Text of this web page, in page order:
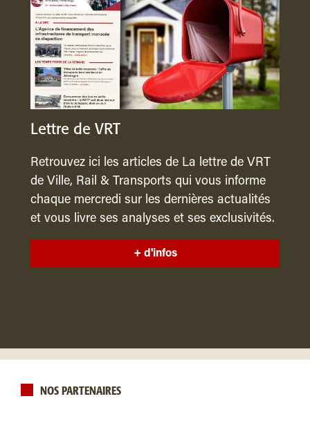
Lettre de VRT
Retrouvez ici les articles de La lettre de VRT
de Ville, Rail & Transports qui vous informe
chaque mercredi sur les dernières actualités
et vous livre ses analyses et ses exclusivités.
+ d'infos
NOS PARTENAIRES